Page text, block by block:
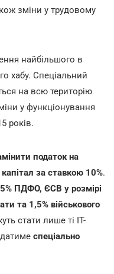
зміни у трудовому
найбільшого в
хабу. Спеціальний
на всю територію
у функціонування
років.
податок на
за ставкою 10%.
5% ПДФО, ЄСВ у розмірі
та 1,5% військового
стати лише ті IT-
спеціально